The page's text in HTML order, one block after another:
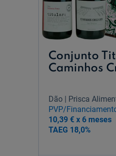
Conjunto
Caminhos
Dão | Prisca
PVP/
10,39 € x 6 meses
TAEG 18,0%